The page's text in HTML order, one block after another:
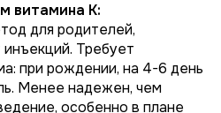
витамина К:
для родителей,
Требует
при рождении, на 4-6 день
Менее надежен, чем
особенно в плане